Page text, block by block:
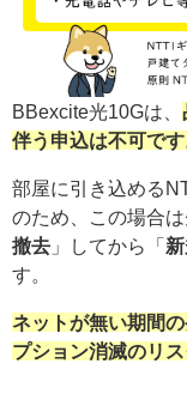
BBexcite光10Gは、
伴う申込は不可です
部屋に引き込める
のため、この場合
撤去 」してから「
す。
ネットが無い期間
プション消滅のリ